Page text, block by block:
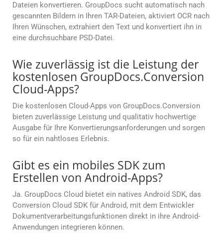
Dateien konvertieren. GroupDocs sucht automatisch nach
gescannten Bildern in Ihren TAR-Dateien, aktiviert OCR nach
Ihren Wünschen, extrahiert den Text und konvertiert ihn in
eine durchsuchbare PSD-Datei.
Wie zuverlässig ist die Leistung der
kostenlosen GroupDocs.Conversion
Cloud-Apps?
Die kostenlosen Cloud-Apps von GroupDocs.Conversion
bieten zuverlässige Leistung und qualitativ hochwertige
Ausgabe für Ihre Konvertierungsanforderungen und sorgen
so für ein nahtloses Erlebnis.
Gibt es ein mobiles SDK zum
Erstellen von Android-Apps?
Ja. GroupDocs Cloud bietet ein natives Android SDK, das
Conversion Cloud SDK für Android, mit dem Entwickler
Dokumentverarbeitungsfunktionen direkt in ihre Android-
Anwendungen integrieren können.